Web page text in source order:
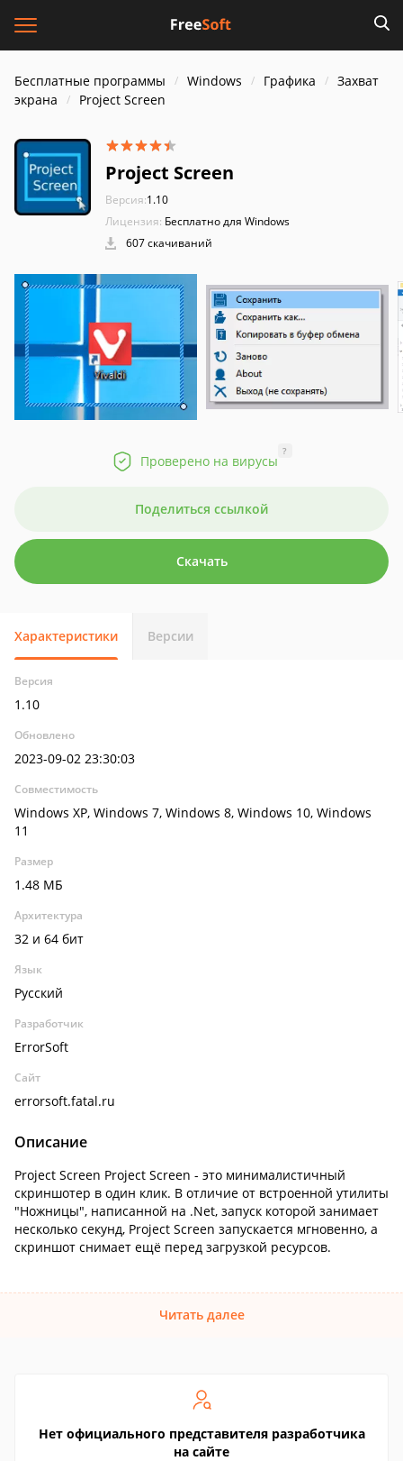
Бесплатные программы Windows Графика
Захват
экрана
Project Screen
Project Screen
Версия:1.10
Лицензия: Бесплатно для Windows
607 скачиваний
Проверено на вирусы
?
Поделиться ссылкой
Скачать
Характеристики Версии
Версия
1.10
Обновлено
2023-09-02 23:30:03
Совместимость
Windows XP, Windows 7, Windows 8, Windows 10, Windows
11
Размер
1.48 МБ
Архитектура
32 и 64 бит
Язык
Русский
Разработчик
ErrorSoft
Сайт
errorsoft.fatal.ru
Описание
Project Screen Project Screen - это минималистичный
скриншотер в один клик. В отличие от встроенной утилиты
"Ножницы", написанной на .Net, запуск которой занимает
несколько секунд, Project Screen запускается мгновенно, а
скриншот снимает ещё перед загрузкой ресурсов.
Читать далее
Нет официального представителя разработчика
на сайте